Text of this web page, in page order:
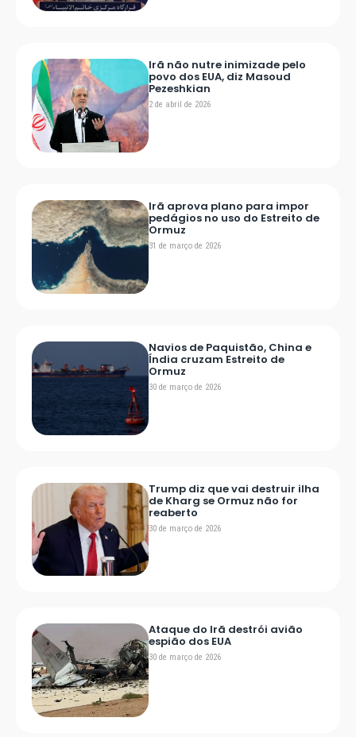
Irã não nutre inimizade pelo
povo dos EUA, diz Masoud
Pezeshkian
2 de abril de 2026
Irã aprova plano para impor
pedágios no uso do Estreito de
Ormuz
31 de março de 2026
Navios de Paquistão, China e
Índia cruzam Estreito de
Ormuz
30 de março de 2026
Trump diz que vai destruir ilha
de Kharg se Ormuz não for
reaberto
30 de março de 2026
Ataque do Irã destrói avião
espião dos EUA
30 de março de 2026